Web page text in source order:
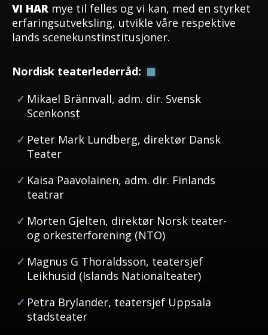
VI HAR mye til felles og vi kan, med en styrket
erfaringsutveksling, utvikle våre respektive
lands scenekunstinstitusjoner.
Nordisk teaterlederråd:
Mikael Brännvall, adm. dir. Svensk
Scenkonst
Peter Mark Lundberg, direktør Dansk
Teater
Kaisa Paavolainen, adm. dir. Finlands
teatrar
Morten Gjelten, direktør Norsk teater-
og orkesterforening (NTO)
Magnus G Thoraldsson, teatersjef
Leikhusid (Islands Nationalteater)
Petra Brylander, teatersjef Uppsala
stadsteater